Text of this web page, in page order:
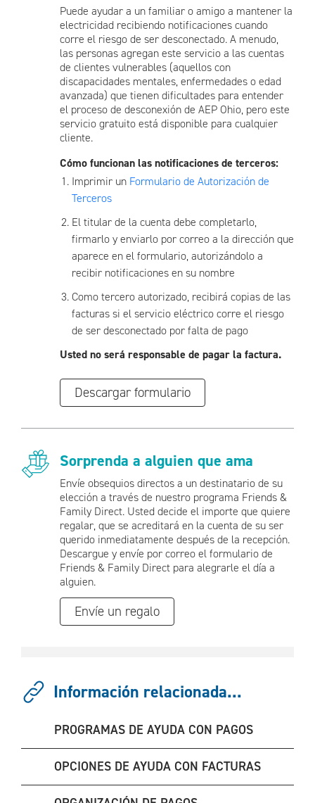
Puede ayudar a un familiar o amigo a mantener la
electricidad recibiendo notificaciones cuando
corre el riesgo de ser desconectado. A menudo,
las personas agregan este servicio a las cuentas
de clientes vulnerables (aquellos con
discapacidades mentales, enfermedades o edad
avanzada) que tienen dificultades para entender
el proceso de desconexión de AEP Ohio, pero este
servicio gratuito está disponible para cualquier
cliente.
Cómo funcionan las notificaciones de terceros:
Imprimir un Formulario de Autorización de
Terceros
El titular de la cuenta debe completarlo,
firmarlo y enviarlo por correo a la dirección que
aparece en el formulario, autorizándolo a
recibir notificaciones en su nombre
Como tercero autorizado, recibirá copias de las
facturas si el servicio eléctrico corre el riesgo
de ser desconectado por falta de pago
Usted no será responsable de pagar la factura.
Descargar formulario
Sorprenda a alguien que ama
Envíe obsequios directos a un destinatario de su
elección a través de nuestro programa Friends &
Family Direct. Usted decide el importe que quiere
regalar, que se acreditará en la cuenta de su ser
querido inmediatamente después de la recepción.
Descargue y envíe por correo el formulario de
Friends & Family Direct para alegrarle el día a
alguien.
Envíe un regalo
Información relacionada...
PROGRAMAS DE AYUDA CON PAGOS
OPCIONES DE AYUDA CON FACTURAS